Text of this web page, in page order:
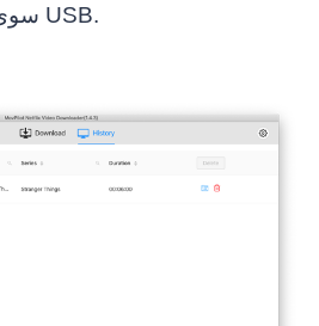
سوى نقلها باستخدام كابل USB.